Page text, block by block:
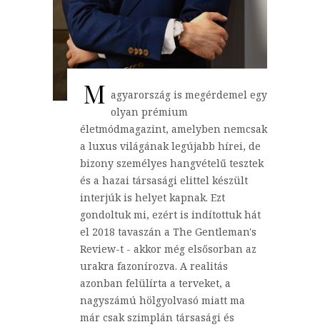
M agyarország is megérdemel egy
olyan prémium
életmódmagazint, amelyben nemcsak
a luxus világának legújabb hírei, de
bizony személyes hangvételű tesztek
és a hazai társasági elittel készült
interjúk is helyet kapnak. Ezt
gondoltuk mi, ezért is indítottuk hát
el 2018 tavaszán a The Gentleman's
Review-t - akkor még elsősorban az
urakra fazonírozva. A realitás
azonban felülírta a terveket, a
nagyszámú hölgyolvasó miatt ma
már csak szimplán társasági és